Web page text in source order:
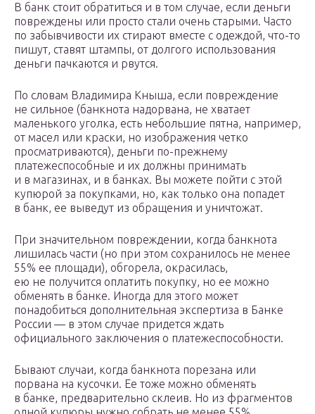
В банк стоит обратиться и в том случае, если деньги
повреждены или просто стали очень старыми. Часто
по забывчивости их стирают вместе с одеждой, что-то
пишут, ставят штампы, от долгого использования
деньги пачкаются и рвутся.
По словам Владимира Кныша, если повреждение
не сильное (банкнота надорвана, не хватает
маленького уголка, есть небольшие пятна, например,
от масел или краски, но изображения четко
просматриваются), деньги по-прежнему
платежеспособные и их должны принимать
и в магазинах, и в банках. Вы можете пойти с этой
купюрой за покупками, но, как только она попадет
в банк, ее выведут из обращения и уничтожат.
При значительном повреждении, когда банкнота
лишилась части (но при этом сохранилось не менее
55% ее площади), обгорела, окрасилась,
ею не получится оплатить покупку, но ее можно
обменять в банке. Иногда для этого может
понадобиться дополнительная экспертиза в Банке
России — в этом случае придется ждать
официального заключения о платежеспособности.
Бывают случаи, когда банкнота порезана или
порвана на кусочки. Ее тоже можно обменять
в банке, предварительно склеив. Но из фрагментов